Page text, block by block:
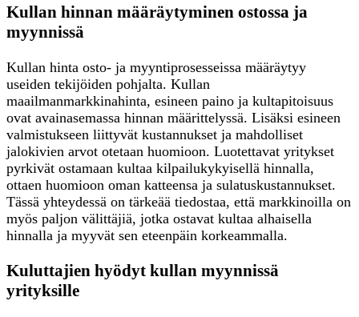
Kullan hinnan määräytyminen ostossa ja
myynnissä
Kullan hinta osto- ja myyntiprosesseissa määräytyy
useiden tekijöiden pohjalta. Kullan
maailmanmarkkinahinta, esineen paino ja kultapitoisuus
ovat avainasemassa hinnan määrittelyssä. Lisäksi esineen
valmistukseen liittyvät kustannukset ja mahdolliset
jalokivien arvot otetaan huomioon. Luotettavat yritykset
pyrkivät ostamaan kultaa kilpailukykyisellä hinnalla,
ottaen huomioon oman katteensa ja sulatuskustannukset.
Tässä yhteydessä on tärkeää tiedostaa, että markkinoilla on
myös paljon välittäjiä, jotka ostavat kultaa alhaisella
hinnalla ja myyvät sen eteenpäin korkeammalla.
Kuluttajien hyödyt kullan myynnissä
yrityksille